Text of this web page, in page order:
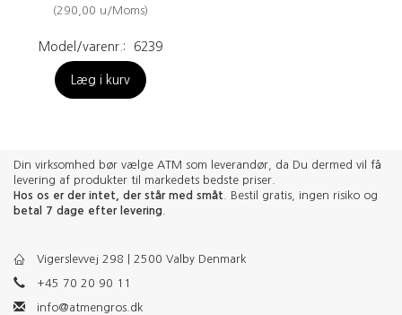
(290,00 u/Moms)
Model/varenr.: 6239
Læg i kurv
Din virksomhed bør vælge ATM som leverandør, da Du dermed vil få
levering af produkter til markedets bedste priser.
Hos os er der intet, der står med småt . Bestil gratis, ingen risiko og
betal 7 dage efter levering
Vigerslevvej 298 | 2500 Valby Denmark
+45 70 20 90 11
info@atmengros.dk